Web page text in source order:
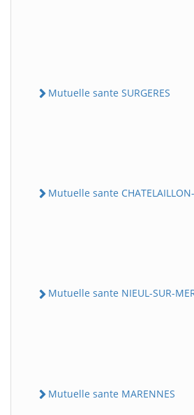
Mutuelle sante SURGERES
Mutuelle sante CHATELAILLON-
Mutuelle sante NIEUL-SUR-
Mutuelle sante MARENNES